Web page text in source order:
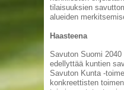
tilaisuuksien
alueiden
Haasteena
Savuton Suomi
edellyttää kuntien
Savuton Kunta -
konkreettisten